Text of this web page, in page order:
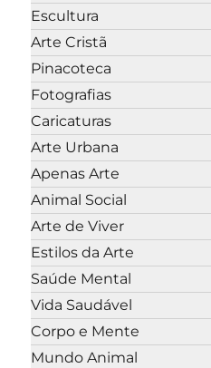
Escultura
Arte Cristã
Pinacoteca
Fotografias
Caricaturas
Arte Urbana
Apenas Arte
Animal Social
Arte de Viver
Estilos da Arte
Saúde Mental
Vida Saudável
Corpo e Mente
Mundo Animal